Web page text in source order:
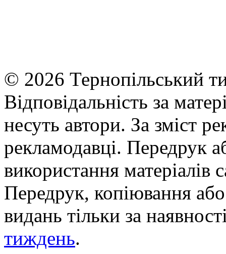
© 2026 Тернопільський
Відповідальність за
несуть автори. За зміст
рекламодавці. Передрук
використання матеріалів
Передрук, копіювання
видань тільки за
тиждень.